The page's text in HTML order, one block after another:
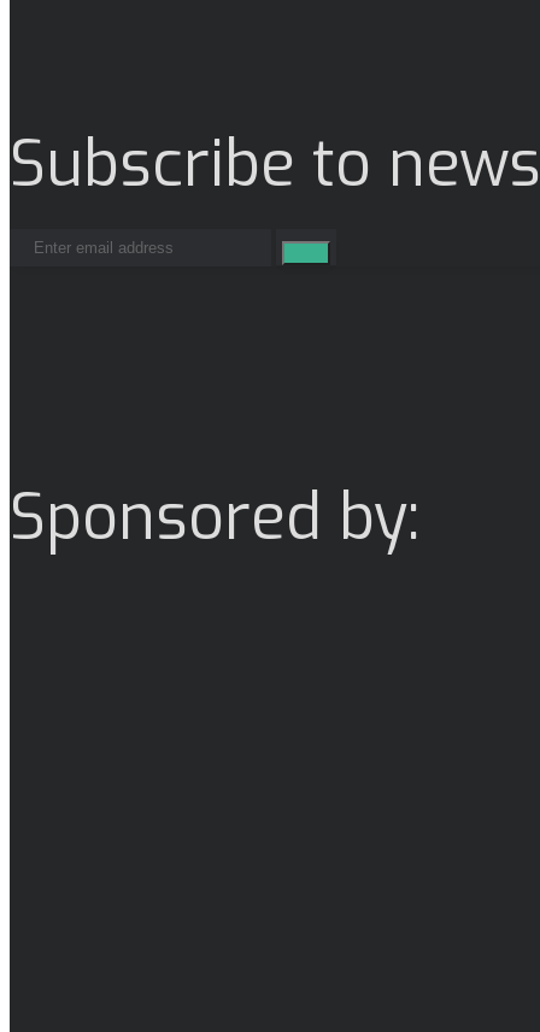
Subscribe to
Sponsored by: